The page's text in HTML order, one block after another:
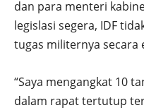
dan para menteri
legislasi segera, IDF
tugas militernya secara
“Saya mengangkat 10
dalam rapat tertutup